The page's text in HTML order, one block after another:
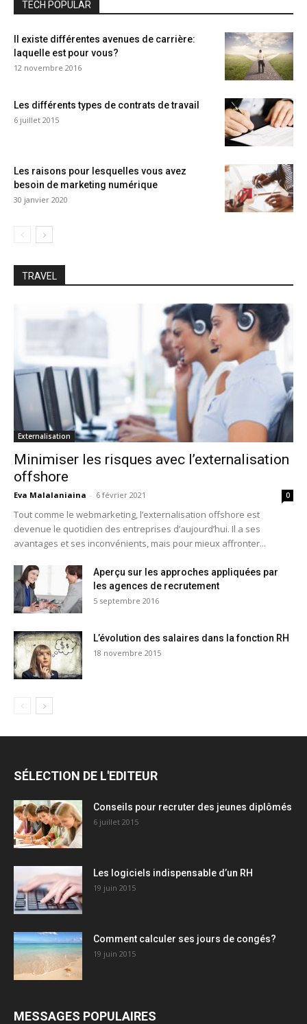
TECH POPULAR
Il existe différentes avenues de carrière:
laquelle est pour vous?
12 novembre 2016
Les différents types de contrats de travail
6 juillet 2015
Les raisons pour lesquelles vous avez
besoin de marketing numérique
30 janvier 2020
TRAVEL
Externalisation
Minimiser les risques avec l’externalisation
offshore
Eva Malalaniaina - 6 février 2021 0
Tout comme le webmarketing, l’externalisation offshore est
devenue le quotidien des entreprises d’aujourd’hui. Il a ses
avantages et ses inconvénients, mais pour mieux affronter...
Aperçu sur les approches appliquées par
les agences de recrutement
5 septembre 2016
L’évolution des salaires dans la fonction RH
18 novembre 2015
SÉLECTION DE L'EDITEUR
Conseils pour recruter des jeunes diplômés
6 juillet 2015
Les logiciels indispensable d’un RH​
19 juin 2015
Comment calculer ses jours de congés?
19 juin 2015
MESSAGES POPULAIRES